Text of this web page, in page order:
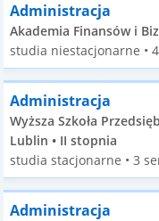
Administracja
Akademia Finansów i
studia niestacjonarne •
Administracja
Wyższa Szkoła
Lublin • II stopnia
studia stacjonarne • 3
Administracja